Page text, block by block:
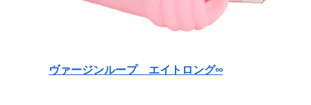
ヴァージンループ エイトロング∞